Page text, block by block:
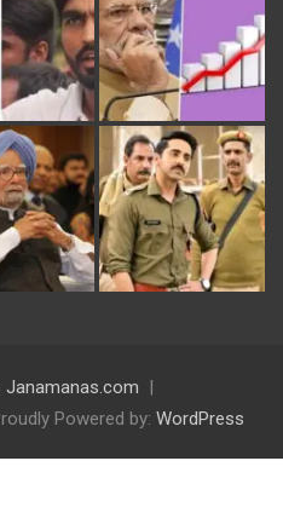
Janamanas.com
Powered by: WordPress